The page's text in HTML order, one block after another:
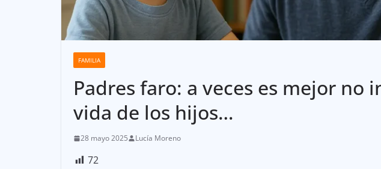
FAMILIA
Padres faro: a veces es mejor no
vida de los hijos…
28 mayo 2025 Lucía Moreno
72